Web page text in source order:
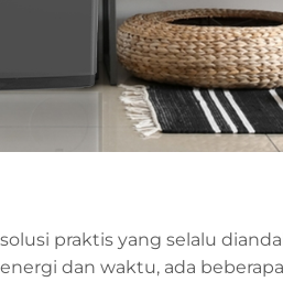
praktis yang selalu
dan waktu, ada